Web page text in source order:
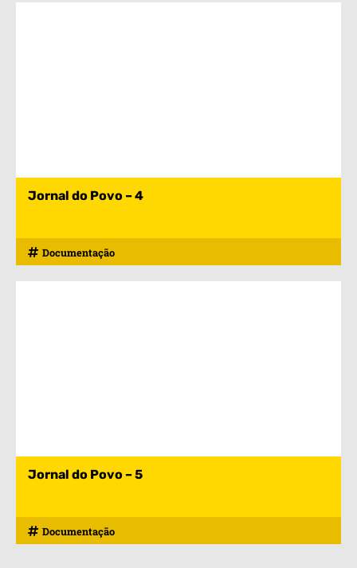
Jornal do Povo – 4
Documentação
Jornal do Povo – 5
Documentação